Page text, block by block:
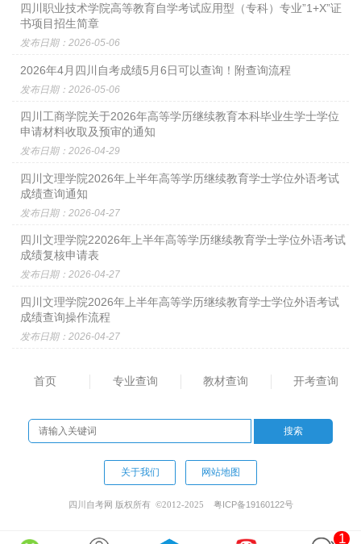
四川职业技术学院高等教育自学考试应用型（专科）专业”1+X”证
书项目招生简章
发布日期：2026-05-06
2026年4月四川自考成绩5月6日可以查询！附查询流程
发布日期：2026-05-06
四川工商学院关于2026年高等学历继续教育本科毕业生学士学位
申请材料收取及预审的通知
发布日期：2026-04-29
四川文理学院2026年上半年高等学历继续教育学士学位外语考试
成绩查询通知
发布日期：2026-04-27
四川文理学院22026年上半年高等学历继续教育学士学位外语考试
成绩复核申请表
发布日期：2026-04-27
四川文理学院2026年上半年高等学历继续教育学士学位外语考试
成绩查询操作流程
发布日期：2026-04-27
首页 专业查询 教材查询 开考查询
关于我们 网站地图
四川自考网 版权所有 ©2012-2025 粤ICP备19160122号
1